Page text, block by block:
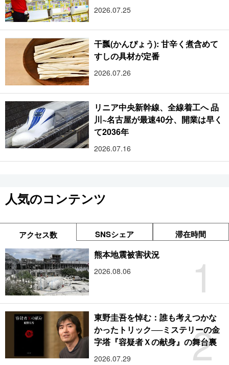
2026.07.25
干瓢(かんぴょう): 甘辛く煮含めて
すしの具材が定番
2026.07.26
リニア中央新幹線、全線着工へ 品
川~名古屋が最速40分、開業は早く
て2036年
2026.07.16
人気のコンテンツ
アクセス数 SNSシェア 滞在時間
1
熊本地震被害状況
2026.08.06
2
東野圭吾を悼む：誰も考えつかな
かったトリック──ミステリーの金
字塔『容疑者Ｘの献身』の舞台裏
2026.07.29